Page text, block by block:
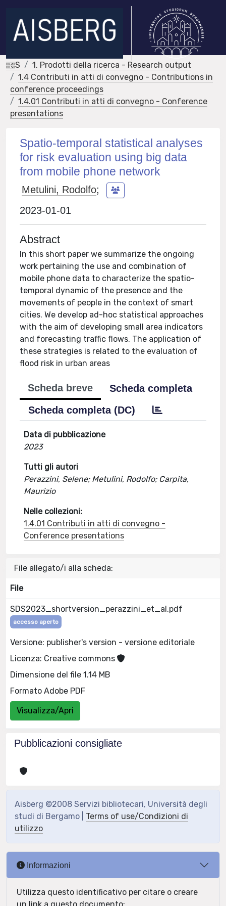
IRIS
1. Prodotti della ricerca - Research output
1.4 Contributi in atti di convegno - Contributions in
conference proceedings
1.4.01 Contributi in atti di convegno - Conference
presentations
Spatio-temporal statistical analyses
for risk evaluation using big data
from mobile phone network
Metulini, Rodolfo;
2023-01-01
Abstract
In this short paper we summarize the ongoing
work pertaining the use and combination of
mobile phone data to characterize the spatio-
temporal dynamic of the presence and the
movements of people in the context of smart
cities. We develop ad-hoc statistical approaches
with the aim of developing small area indicators
and forecasting traffic flows. The application of
these strategies is related to the evaluation of
flood risk in urban areas
Scheda breve
Scheda completa
Scheda completa (DC)
Data di pubblicazione
2023
Tutti gli autori
Perazzini, Selene; Metulini, Rodolfo; Carpita,
Maurizio
Nelle collezioni:
1.4.01 Contributi in atti di convegno -
Conference presentations
File allegato/i alla scheda:
File
SDS2023_shortversion_perazzini_et_al.pdf
accesso aperto
Versione: publisher's version - versione editoriale
Licenza: Creative commons
Dimensione del file 1.14 MB
Formato Adobe PDF
Visualizza/Apri
Pubblicazioni consigliate
Aisberg ©2008 Servizi bibliotecari, Università degli
studi di Bergamo | Terms of use/Condizioni di
utilizzo
Informazioni
Utilizza questo identificativo per citare o creare